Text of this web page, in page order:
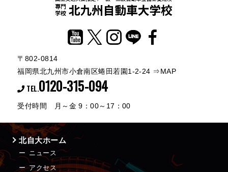
〒802-0814
福岡県北九州市小倉南区蜷田若園1-2-24 ⇒MAP
TEL.0120-315-094
受付時間 月～金 9：00～17：00
北自大ホーム
ニュース
アクセス